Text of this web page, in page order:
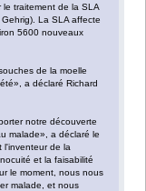
traitement de la SLA
La SLA affecte
5600 nouveaux
de la moelle
a déclaré Richard
notre découverte
malade», a déclaré le
l'inventeur de la
et la faisabilité
le moment, nous nous
malade, et nous